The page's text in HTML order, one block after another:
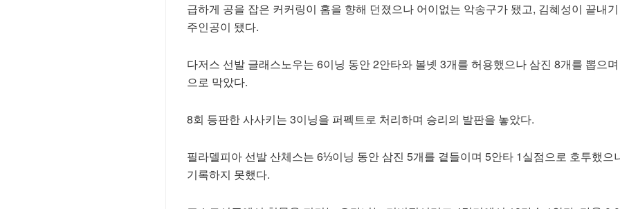
급하게 공을 잡은 커커링이 홈을 향해 던졌으나 어이없는 악송구가 됐고, 김혜성이 끝내
주인공이 됐다.
다저스 선발 글래스노우는 6이닝 동안 2안타와 볼넷 3개를 허용했으나 삼진 8개를 뽑으
으로 막았다.
8회 등판한 사사키는 3이닝을 퍼펙트로 처리하며 승리의 발판을 놓았다.
필라델피아 선발 산체스는 6⅓이닝 동안 삼진 5개를 곁들이며 5안타 1실점으로 호투했으
기록하지 못했다.